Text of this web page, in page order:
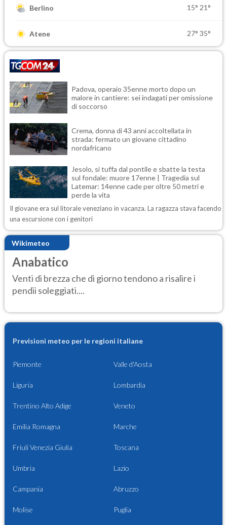
Berlino 15° 21°
Atene 27° 35°
Padova, operaio 35enne morto dopo un
malore in cantiere: sei indagati per omissione
di soccorso
Crema, donna di 43 anni accoltellata in
strada: fermato un giovane cittadino
nordafricano
Jesolo, si tuffa dal pontile e sbatte la testa
sul fondale: muore 17enne | Tragedia sul
Latemar: 14enne cade per oltre 50 metri e
perde la vita
Il giovane era sul litorale veneziano in vacanza. La ragazza stava facendo
una escursione con i genitori
Wikimeteo
Anabatico
Venti di brezza che di giorno tendono a risalire i
pendii soleggiati....
Previsioni meteo per le regioni italiane
Piemonte Valle d'Aosta
Liguria Lombardia
Trentino Alto Adige Veneto
Emilia Romagna Marche
Friuli Venezia Giulia Toscana
Umbria Lazio
Campania Abruzzo
Molise Puglia